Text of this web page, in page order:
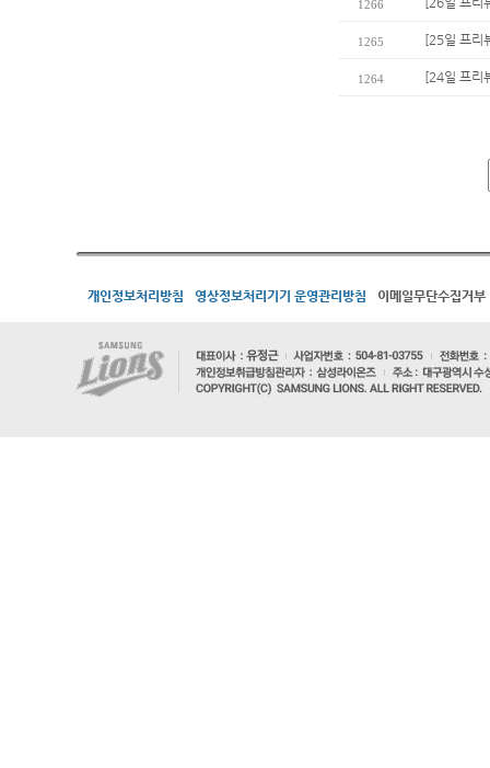
1266
1265 [25일 프리
1264 [24일 프리
개인정보처리방침 영상정보처리기기 운영관리방침 이메일무단수집거부